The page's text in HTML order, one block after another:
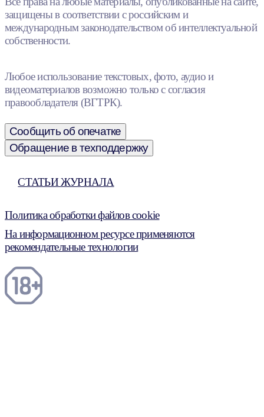
защищены в соответствии с российским и
международным законодательством об интеллектуальной
собственности.
Любое использование текстовых, фото, аудио и
видеоматериалов возможно только с согласия
правообладателя (ВГТРК).
Сообщить об опечатке
Обращение в техподдержку
СТАТЬИ ЖУРНАЛА
Политика обработки файлов cookie
На информационном ресурсе применяются
рекомендательные технологии